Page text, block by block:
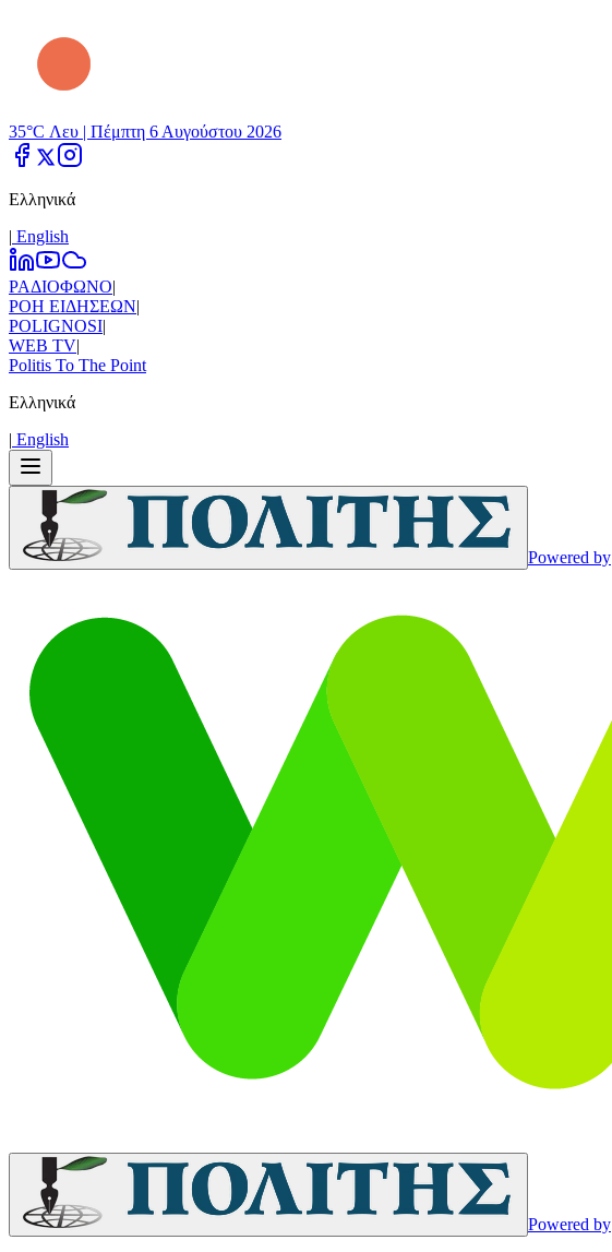
35°C Λευ | Πέμπτη 6 Αυγούστου 2026
Ελληνικά
| Εnglish
ΡΑΔΙΟΦΩΝΟ|
ΡΟΗ ΕΙΔΗΣΕΩΝ|
POLIGNOSI|
WEB TV|
Politis To The Point
Ελληνικά
| Εnglish
Powered by
Powered by